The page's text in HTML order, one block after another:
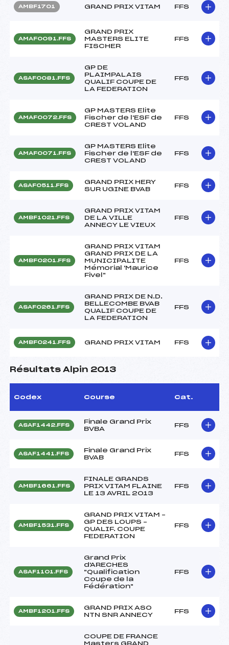
AMBF1701 GRAND PRIX VITAM FFS
AMAF0091.FFS
GRAND PRIX
MASTERS ELITE
FISCHER
FFS
ASAF0081.FFS
GP DE
PLAIMPALAIS
QUALIF COUPE DE
LA FEDERATION
FFS
AMAF0072.FFS
GP MASTERS Elite
Fischer de l'ESF de
CREST VOLAND
FFS
AMAF0071.FFS
GP MASTERS Elite
Fischer de l'ESF de
CREST VOLAND
FFS
ASAF0511.FFS
GRAND PRIX HERY
SUR UGINE BVAB
FFS
AMBF1021.FFS
GRAND PRIX VITAM
DE LA VILLE
ANNECY LE VIEUX
FFS
AMBF0201.FFS
GRAND PRIX VITAM
GRAND PRIX DE LA
MUNICIPALITE
Mémorial 'Maurice
Fivel"
FFS
ASAF0261.FFS
GRAND PRIX DE N.D.
BELLECOMBE BVAB
QUALIF COUPE DE
LA FEDERATION
FFS
AMBF0241.FFS GRAND PRIX VITAM FFS
Résultats Alpin 2013
Codex Course Cat.
ASAF1442.FFS
Finale Grand Prix
BVBA
FFS
ASAF1441.FFS
Finale Grand Prix
BVAB
FFS
AMBF1661.FFS
FINALE GRANDS
PRIX VITAM FLAINE
LE 13 AVRIL 2013
FFS
AMBF1531.FFS
GRAND PRIX VITAM –
GP DES LOUPS –
QUALIF. COUPE
FEDERATION
FFS
ASAF1101.FFS
Grand Prix
d'ARECHES
"Qualification
Coupe de la
Fédération"
FFS
AMBF1201.FFS
GRAND PRIX ASO
NTN SNR ANNECY
FFS
COUPE DE FRANCE
Masters GRAND